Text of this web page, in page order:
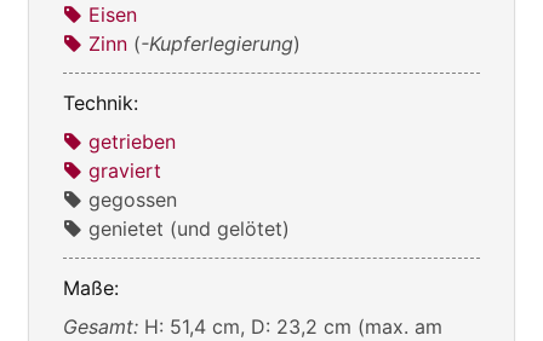
Eisen
Zinn (-Kupferlegierung)
Technik:
getrieben
graviert
gegossen
genietet (und gelötet)
Maße:
Gesamt: H: 51,4 cm, D: 23,2 cm (max. am